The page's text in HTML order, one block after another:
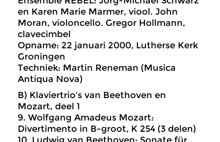
en Karen Marie Marmer, viool. John
Moran, violoncello. Gregor Hollmann,
clavecimbel
Opname: 22 januari 2000, Lutherse Kerk
Groningen
Techniek: Martin Reneman (Musica
Antiqua Nova)
B) Klaviertrio’s van Beethoven en
Mozart, deel 1
9. Wolfgang Amadeus Mozart:
Divertimento in B-groot, K 254 (3 delen)